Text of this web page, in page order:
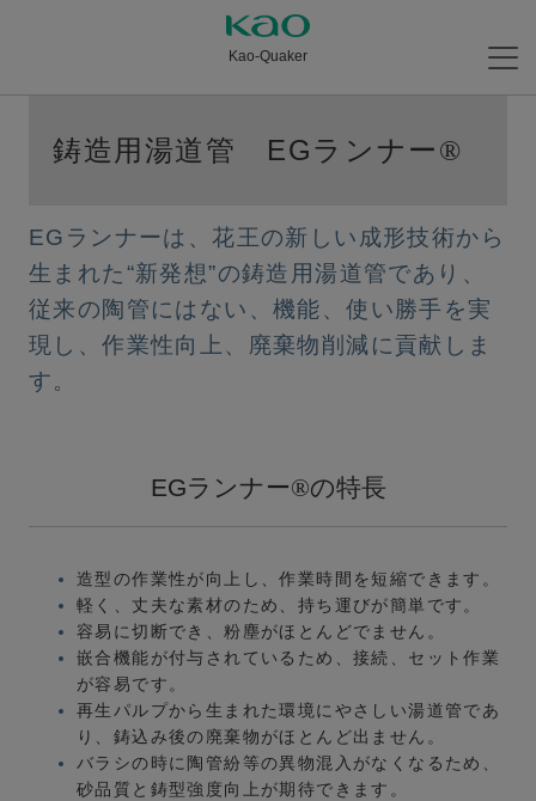
Kao-Quaker
鋳造用湯道管 EGランナー®
EGランナーは、花王の新しい成形技術から
⽣まれた“新発想”の鋳造⽤湯道管であり、
従来の陶管にはない、機能、使い勝⼿を実
現し、作業性向上、廃棄物削減に貢献しま
す。
EGランナー®の特長
造型の作業性が向上し、作業時間を短縮できます。
軽く、丈夫な素材のため、持ち運びが簡単です。
容易に切断でき、粉塵がほとんどでません。
嵌合機能が付与されているため、接続、セット作業
が容易です。
再⽣パルプから⽣まれた環境にやさしい湯道管であ
り、鋳込み後の廃棄物がほとんど出ません。
バラシの時に陶管紛等の異物混⼊がなくなるため、
砂品質と鋳型強度向上が期待できます。